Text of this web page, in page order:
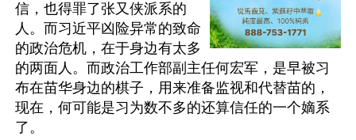
信，也得罪了张又侠派系的
人。而习近平凶险异常的致命
的政治危机，在于身边有太多
的两面人。而政治工作部副主任何宏军，是早被习
布在苗华身边的棋子，用来准备监视和代替苗的，
现在，何可能是习为数不多的还算信任的一个嫡系
了。